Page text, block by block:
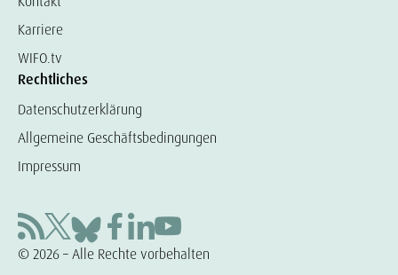
Karriere
WIFO.tv
Rechtliches
Datenschutzerklärung
Allgemeine Geschäftsbedingungen
Impressum
© 2026 – Alle Rechte vorbehalten